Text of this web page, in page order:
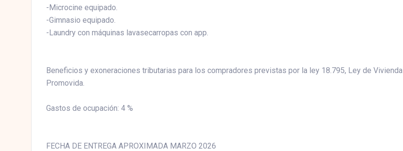
-Microcine equipado.
-Gimnasio equipado.
-Laundry con máquinas lavasecarropas con app.
Beneficios y exoneraciones tributarias para los compradores previstas por la ley 18.795, Ley de Vivienda
Promovida.
Gastos de ocupación: 4 %
FECHA DE ENTREGA APROXIMADA MARZO 2026